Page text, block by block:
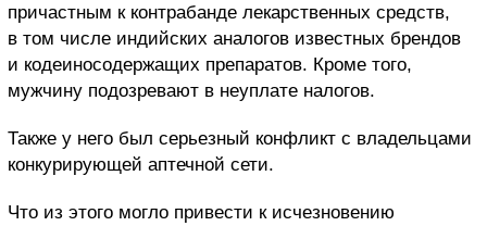
причастным к контрабанде лекарственных средств,
в том числе индийских аналогов известных брендов
и кодеиносодержащих препаратов. Кроме того,
мужчину подозревают в неуплате налогов.
Также у него был серьезный конфликт с владельцами
конкурирующей аптечной сети.
Что из этого могло привести к исчезновению